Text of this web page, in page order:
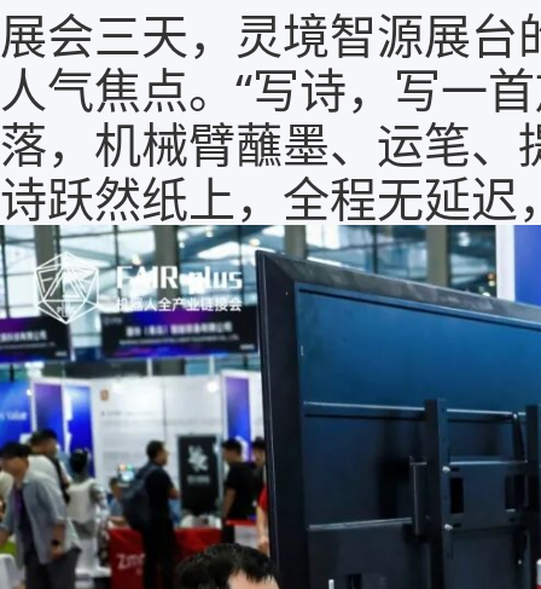
展会三天，灵境智源展台
人气焦点。“写诗，写一
落，机械臂蘸墨、运笔
诗跃然纸上，全程无延